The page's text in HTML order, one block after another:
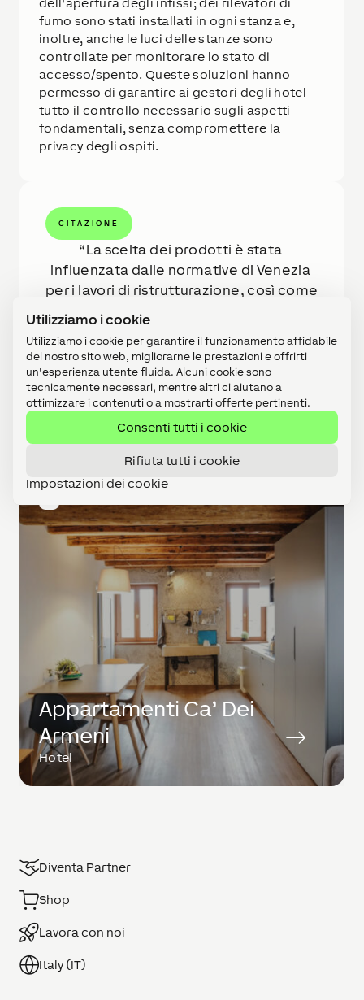
Utilizziamo i cookie
Utilizziamo i cookie per garantire il funzionamento affidabile
del nostro sito web, migliorarne le prestazioni e offrirti
un'esperienza utente fluida. Alcuni cookie sono
tecnicamente necessari, mentre altri ci aiutano a
ottimizzare i contenuti o a mostrarti offerte pertinenti.
Consenti tutti i cookie
Rifiuta tutti i cookie
Impostazioni dei cookie
dell'apertura degli infissi; dei rilevatori di
fumo sono stati installati in ogni stanza e,
inoltre, anche le luci delle stanze sono
controllate per monitorare lo stato di
accesso/spento. Queste soluzioni hanno
permesso di garantire ai gestori degli hotel
tutto il controllo necessario sugli aspetti
fondamentali, senza compromettere la
privacy degli ospiti.
CITAZIONE
La scelta dei prodotti è stata
influenzata dalle normative di Venezia
per i lavori di ristrutturazione, così come
dai gusti personali e dalla necessità di
visitatori.
Isacco Trolese - Evoluzione Informatica
CEO
Altri progetti di riferimento
Appartamenti Ca’ Dei
Armeni
Hotel
Diventa Partner
Shop
Lavora con noi
Italy (IT)